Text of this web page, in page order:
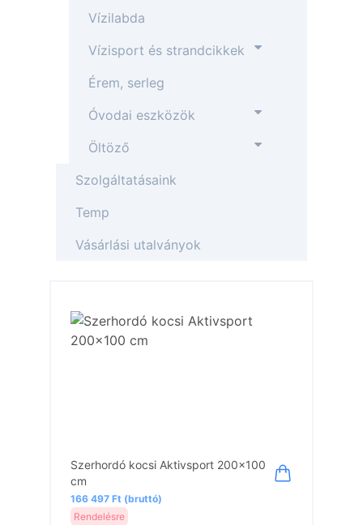
Vízilabda
Vízisport és strandcikkek
Érem, serleg
Óvodai eszközök
Öltöző
Szolgáltatásaink
Temp
Vásárlási utalványok
Szerhordó kocsi Aktivsport 200x100
cm
166 497 Ft (bruttó)
Rendelésre